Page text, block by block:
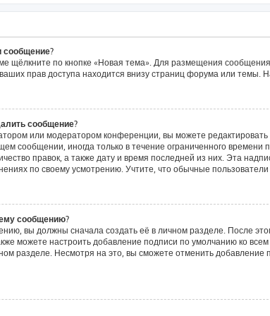
сообщение?
щёлкните по кнопке «Новая тема». Для размещения
прав доступа находится внизу страниц форума или
сообщение?
или модератором конференции, вы можете
сообщении, иногда только в течение ограниченного
правок, а также дату и время последней из них. Эта
по своему усмотрению. Учтите, что обычные
сообщению?
вы должны сначала создать её в личном разделе. После
можете настроить добавление подписи по умолчанию ко
разделе. Несмотря на это, вы сможете отменить